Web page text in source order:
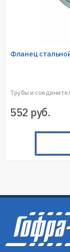
Фланец
Трубы и
552 руб.